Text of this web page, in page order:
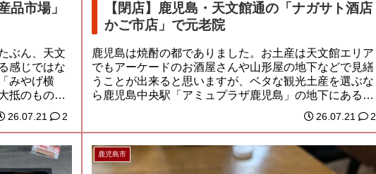
品市場」
ぶん、天文
感じではな
みやげ横
抵のものが
26.07.21 2
【閉店】鹿児島・天文館通の「ナガサト酒店
かご市店」で元老院
鹿児島は焼酎の都でありました。お土産は天文館エリア
でもアーケードのお酒屋さんや山形屋の地下などで見繕
うことが出来ると思いますが、ベタな観光土産を選ぶな
ら鹿児島中央駅「アミュプラザ鹿児島」の地下にある
26.07.21 2
鹿児島市